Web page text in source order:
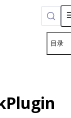
index is
目录